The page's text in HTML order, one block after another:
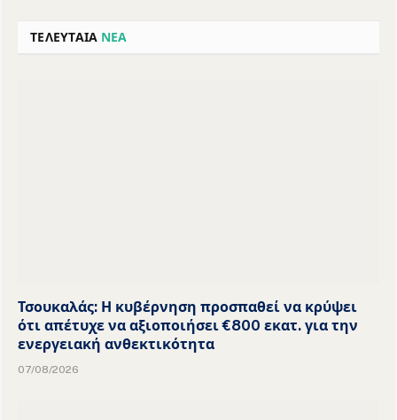
ΤΕΛΕΥΤΑΙΑ ΝΕΑ
Τσουκαλάς: Η κυβέρνηση προσπαθεί να κρύψει
ότι απέτυχε να αξιοποιήσει €800 εκατ. για την
ενεργειακή ανθεκτικότητα
07/08/2026